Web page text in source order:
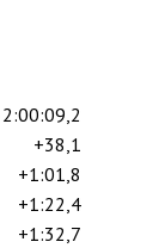
2:00:09,2
+38,1
+1:01,8
+1:22,4
+1:32,7